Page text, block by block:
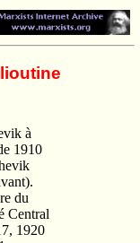
à
1910
du
Central
1920